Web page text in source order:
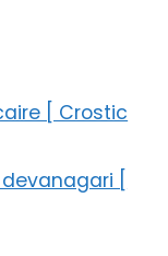
[ Crostic
[